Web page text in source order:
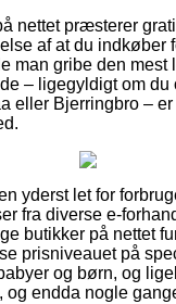
nettet præsterer
af at du indkøber
man gribe den mest
– ligegyldigt om
eller Bjerringbro –
yderst let for
fra diverse e-
butikker på nettet
prisniveauet på
og børn, og
endda nogle